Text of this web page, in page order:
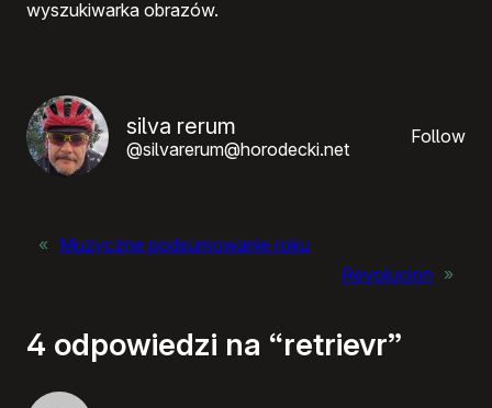
wyszukiwarka obrazów.
silva rerum
@silvarerum@horodecki.net
Follow
« Muzyczne podsumowanie roku
Revolucion »
4 odpowiedzi na “retrievr”